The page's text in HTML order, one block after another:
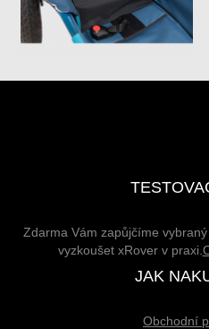
Zdarma Vám zapůjčíme
vyzkoušet xRover v praxi.
JAK
Obchodní